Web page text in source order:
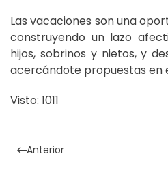
Las vacaciones son una
construyendo un lazo
hijos, sobrinos y nietos, y
acercándote propuestas en
Visto: 1011
Anterior